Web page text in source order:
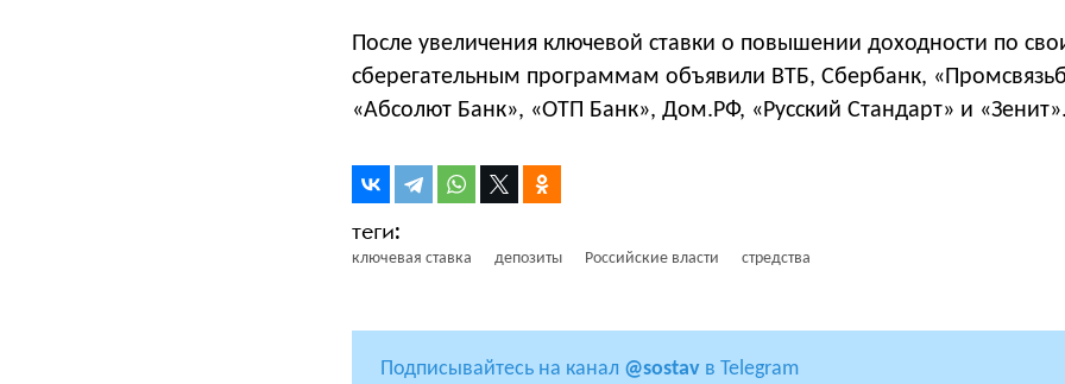
После увеличения ключевой ставки о повышении доходности по
сберегательным программам объявили ВТБ, Сбербанк,
«Абсолют Банк», «ОТП Банк», Дом.РФ, «Русский Стандарт» и
ключевая ставка депозиты Российские власти стредства
Подписывайтесь на канал @sostav в Telegram